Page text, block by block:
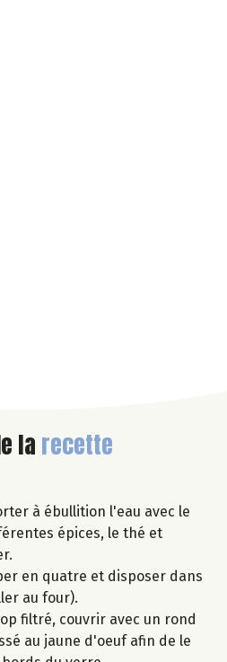
larecette
à ébullition l'eau avec le
épices, le thé et
en quatre et disposer dans
au four).
filtré, couvrir avec un rond
au jaune d'oeuf afin de le